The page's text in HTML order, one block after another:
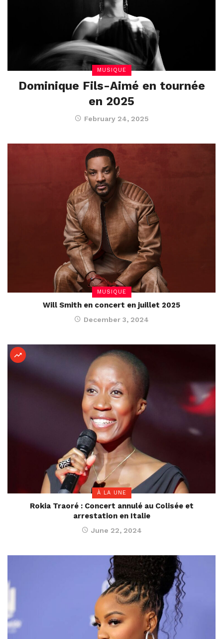
MUSIQUE
Dominique Fils-Aimé en tournée
en 2025
February 24, 2025
MUSIQUE
Will Smith en concert en juillet 2025
December 3, 2024
À LA UNE
Rokia Traoré : Concert annulé au Colisée et
arrestation en Italie
June 22, 2024